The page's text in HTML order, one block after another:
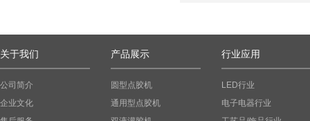
关于我们
公司简介
企业文化
产品展示
圆型点胶机
通用型点胶机
行业应用
LED行业
电子电器行业